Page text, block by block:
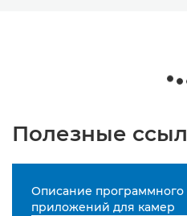
Полезные
Описание программного
приложений для камер